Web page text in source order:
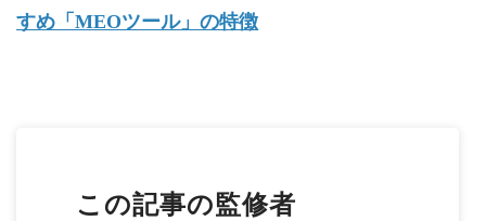
すめ「MEOツール」の特徴
この記事の監修者